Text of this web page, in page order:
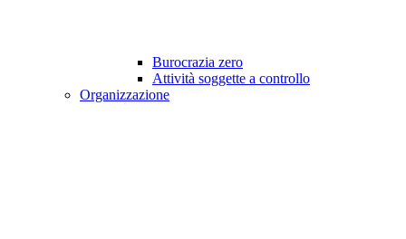
Burocrazia zero
Attività soggette a controllo
Organizzazione